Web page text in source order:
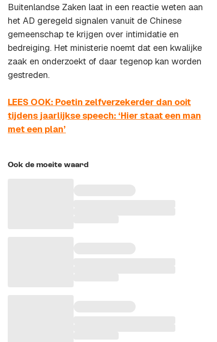
Buitenlandse Zaken laat in een reactie weten aan
het AD geregeld signalen vanuit de Chinese
gemeenschap te krijgen over intimidatie en
bedreiging. Het ministerie noemt dat een kwalijke
zaak en onderzoekt of daar tegenop kan worden
gestreden.
LEES OOK: Poetin zelfverzekerder dan ooit
tijdens jaarlijkse speech: ‘Hier staat een man
met een plan’
Ook de moeite waard